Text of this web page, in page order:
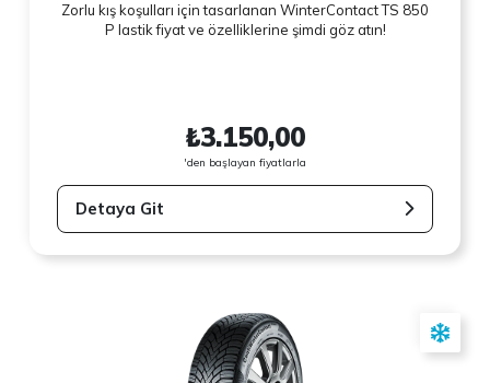
Zorlu kış koşulları için tasarlanan WinterContact TS 850
P lastik fiyat ve özelliklerine şimdi göz atın!
₺3.150,00
'den başlayan fiyatlarla
Detaya Git